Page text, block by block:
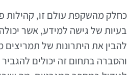
כחלק מהשקפת עולם זו, קהילות
בעיות של גישה למידע, אשר
להבין את היתרונות של תמריצים
והסברה בתחום זה יכולים